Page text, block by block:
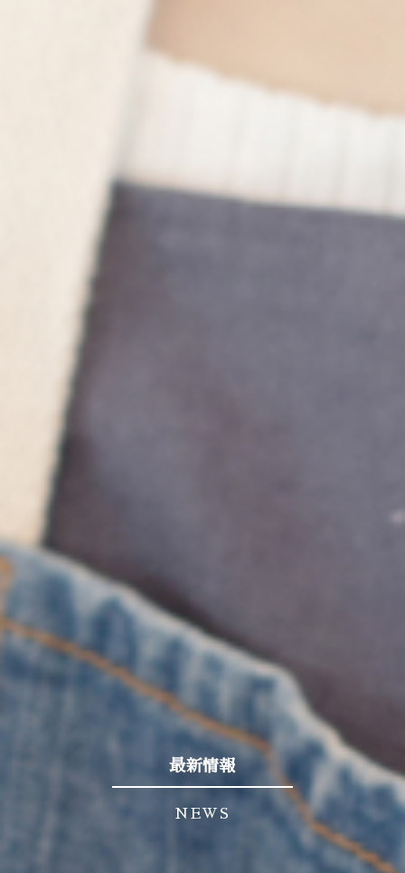
最新情報
NEWS